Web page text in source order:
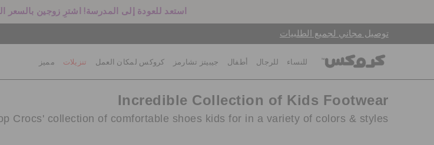
استعد للعودة إلى المدرسة! اشترِ زوجين بالسعر
توصيل مجاني لجميع الطلبيات
للنساء للرجال أطفال جيبيتز تشارمز كروكس لمكان العمل تنزيلات مميز
Incredible Collection of Kids Footwear
Crocs' collection of comfortable shoes kids for in a variety of colors & styles.